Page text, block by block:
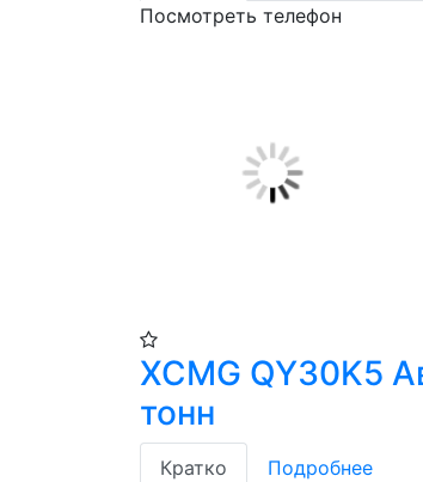
Посмотреть телефон
XCMG QY30K5
тонн
Кратко
Подробнее